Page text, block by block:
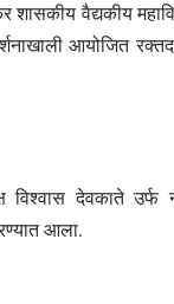
शासकीय वैद्यकीय
आयोजित
विश्वास देवकाते उर्फ
आला.